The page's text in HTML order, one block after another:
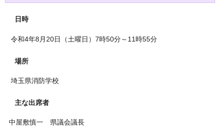
日時
令和4年8月20日（土曜日）7時50分～11時55分
場所
埼玉県消防学校
主な出席者
中屋敷慎一 県議会議長